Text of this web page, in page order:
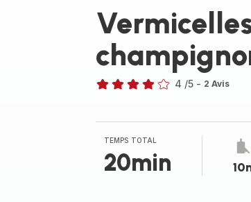
étoiles
(moyenne)
4 /5 - 2 Avis
TEMPS TOTAL
20min